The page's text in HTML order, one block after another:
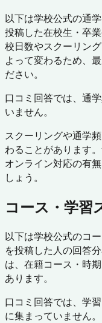
以下は学校公式の通
投稿した在校生・卒
校日数やスクーリン
よって変わるため、
ださい。
口コミ回答では、通
いません。
スクーリングや通学
わることがあります
オンライン対応の有
しょう。
コース・学習
以下は学校公式のコ
を投稿した人の回答
は、在籍コース・時
あります。
口コミ回答では、学
に集まっていません。